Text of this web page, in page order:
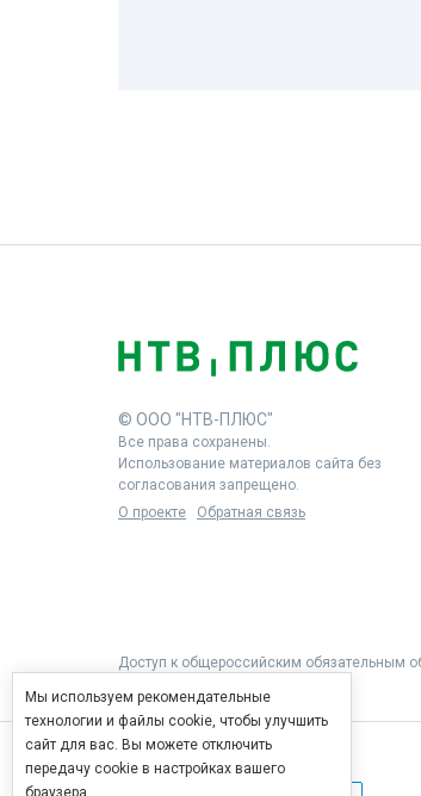
© ООО "НТВ-ПЛЮС"
Все права сохранены.
Использование материалов сайта без
согласования запрещено.
О проекте
Обратная связь
Доступ к общероссийским обязательным
Мы используем рекомендательные
технологии и файлы cookie, чтобы улучшить
сайт для вас. Вы можете отключить
передачу cookie в настройках вашего
браузера